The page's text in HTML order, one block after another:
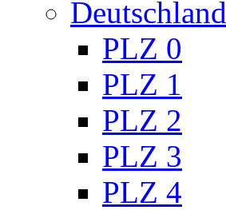
Deutschland
PLZ 0
PLZ 1
PLZ 2
PLZ 3
PLZ 4